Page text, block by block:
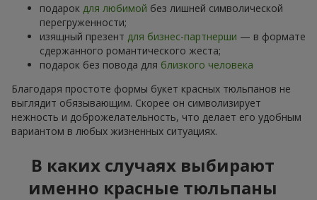
подарок для любимой без лишней символической
перегруженности;
изящный презент для бизнес-партнерши — в формате
сдержанного романтического жеста;
подарок без повода для близкого человека
Благодаря простоте формы букет красных тюльпанов не
выглядит обязывающим. Скорее он символизирует
нежность и доброжелательность, что делает его удобным
вариантом в любых жизненных ситуациях.
В каких случаях выбирают
именно красные тюльпаны